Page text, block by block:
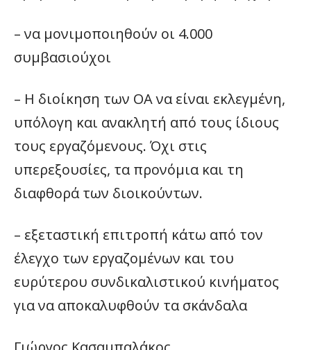
– να μονιμοποιηθούν οι 4.000
συμβασιούχοι
– Η διοίκηση των ΟΑ να είναι εκλεγμένη,
υπόλογη και ανακλητή από τους ίδιους
τους εργαζόμενους. Όχι στις
υπερεξουσίες, τα προνόμια και τη
διαφθορά των διοικούντων.
– εξεταστική επιτροπή κάτω από τον
έλεγχο των εργαζομένων και του
ευρύτερου συνδικαλιστικού κινήματος
για να αποκαλυφθούν τα σκάνδαλα